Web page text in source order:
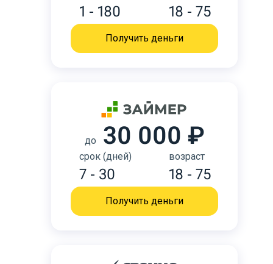
1 - 180 18 - 75
Получить деньги
до 30 000 ₽
срок (дней)
7 - 30
возраст
18 - 75
Получить деньги